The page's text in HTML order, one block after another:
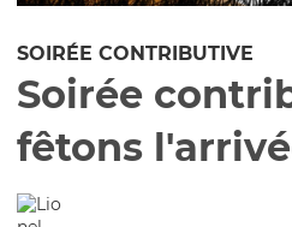
SOIRÉE CONTRIBUTIVE
Soirée
fêtons